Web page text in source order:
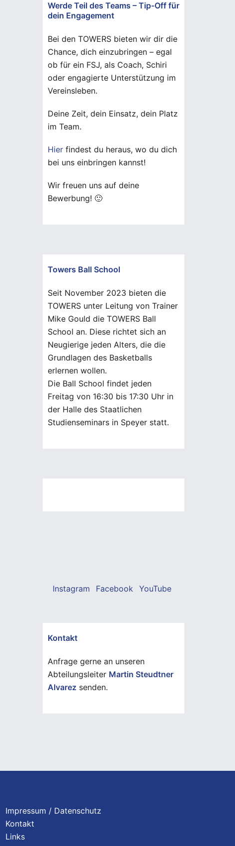
Werde Teil des Teams – Tip-Off für
dein Engagement
Bei den TOWERS bieten wir dir die
Chance, dich einzubringen – egal
ob für ein FSJ, als Coach, Schiri
oder engagierte Unterstützung im
Vereinsleben.
Deine Zeit, dein Einsatz, dein Platz
im Team.
Hier findest du heraus, wo du dich
bei uns einbringen kannst!
Wir freuen uns auf deine
Bewerbung! 🙂
Towers Ball School
Seit November 2023 bieten die
TOWERS unter Leitung von Trainer
Mike Gould die TOWERS Ball
School an. Diese richtet sich an
Neugierige jeden Alters, die die
Grundlagen des Basketballs
erlernen wollen.
Die Ball School findet jeden
Freitag von 16:30 bis 17:30 Uhr in
der Halle des Staatlichen
Studienseminars in Speyer statt.
Instagram Facebook YouTube
Kontakt
Anfrage gerne an unseren
Abteilungsleiter Martin Steudtner
Alvarez senden.
Impressum / Datenschutz
Kontakt
Links